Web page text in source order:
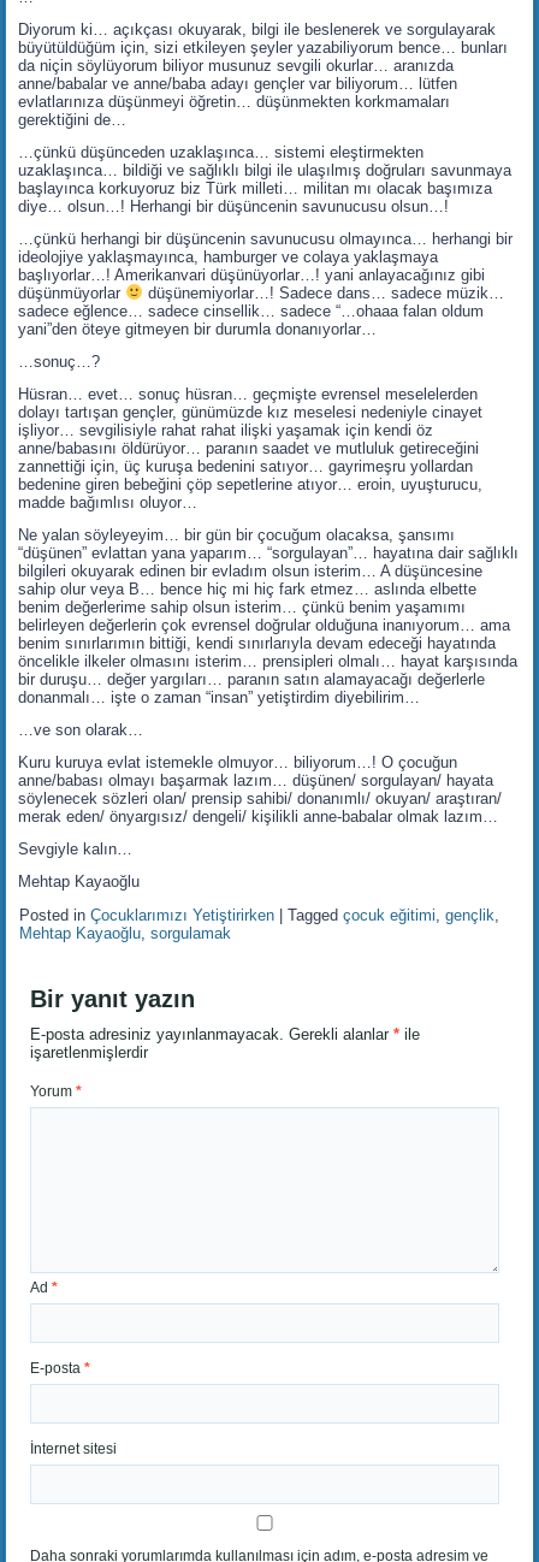
Diyorum ki… açıkçası okuyarak, bilgi ile beslenerek ve sorgulayarak
büyütüldüğüm için, sizi etkileyen şeyler yazabiliyorum bence… bunları
da niçin söylüyorum biliyor musunuz sevgili okurlar… aranızda
anne/babalar ve anne/baba adayı gençler var biliyorum… lütfen
evlatlarınıza düşünmeyi öğretin… düşünmekten korkmamaları
gerektiğini de…
…çünkü düşünceden uzaklaşınca… sistemi eleştirmekten
uzaklaşınca… bildiği ve sağlıklı bilgi ile ulaşılmış doğruları savunmaya
başlayınca korkuyoruz biz Türk milleti… militan mı olacak başımıza
diye… olsun…! Herhangi bir düşüncenin savunucusu olsun…!
…çünkü herhangi bir düşüncenin savunucusu olmayınca… herhangi bir
ideolojiye yaklaşmayınca, hamburger ve colaya yaklaşmaya
başlıyorlar…! Amerikanvari düşünüyorlar…! yani anlayacağınız gibi
düşünmüyorlar
düşünemiyorlar…! Sadece dans… sadece müzik…
sadece eğlence… sadece cinsellik… sadece “…ohaaa falan oldum
yani”den öteye gitmeyen bir durumla donanıyorlar…
…sonuç…?
Hüsran… evet… sonuç hüsran… geçmişte evrensel meselelerden
dolayı tartışan gençler, günümüzde kız meselesi nedeniyle cinayet
işliyor… sevgilisiyle rahat rahat ilişki yaşamak için kendi öz
anne/babasını öldürüyor… paranın saadet ve mutluluk getireceğini
zannettiği için, üç kuruşa bedenini satıyor… gayrimeşru yollardan
bedenine giren bebeğini çöp sepetlerine atıyor… eroin, uyuşturucu,
madde bağımlısı oluyor…
Ne yalan söyleyeyim… bir gün bir çocuğum olacaksa, şansımı
“düşünen” evlattan yana yaparım… “sorgulayan”… hayatına dair sağlıklı
bilgileri okuyarak edinen bir evladım olsun isterim… A düşüncesine
sahip olur veya B… bence hiç mi hiç fark etmez… aslında elbette
benim değerlerime sahip olsun isterim… çünkü benim yaşamımı
belirleyen değerlerin çok evrensel doğrular olduğuna inanıyorum… ama
benim sınırlarımın bittiği, kendi sınırlarıyla devam edeceği hayatında
öncelikle ilkeler olmasını isterim… prensipleri olmalı… hayat karşısında
bir duruşu… değer yargıları… paranın satın alamayacağı değerlerle
donanmalı… işte o zaman “insan” yetiştirdim diyebilirim…
…ve son olarak…
Kuru kuruya evlat istemekle olmuyor… biliyorum…! O çocuğun
anne/babası olmayı başarmak lazım… düşünen/ sorgulayan/ hayata
söylenecek sözleri olan/ prensip sahibi/ donanımlı/ okuyan/ araştıran/
merak eden/ önyargısız/ dengeli/ kişilikli anne-babalar olmak lazım…
Sevgiyle kalın…
Mehtap Kayaoğlu
Posted in Çocuklarımızı Yetiştirirken |Tagged çocuk eğitimi ,gençlik
Mehtap Kayaoğlu ,sorgulamak
Bir yanıt yazın
E-posta adresiniz yayınlanmayacak. Gerekli alanlar* ile
işaretlenmişlerdir
Yorum*
Ad*
E-posta*
İnternet sitesi
Daha sonraki yorumlarımda kullanılması için adım, e-posta adresim ve